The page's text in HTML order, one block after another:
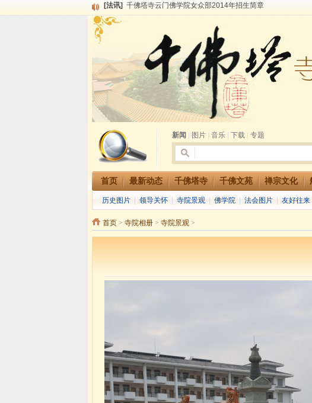
[法讯] 千佛塔寺兴建佛学院综合大楼缘起
[法讯]
[法讯]
千佛塔寺阅藏堂周末阅藏报名通知
清明节祭祖报恩地藏法会
[法讯]
本寺方丈上明下慧尼和尚开讲《六祖坛经》
[法讯] 2015-3-26师父于法堂对大众的开示
[法讯]
广东千佛塔寺云门佛学院女众部 2016年招生简章
[法讯]
恭请海涛法师莅临千佛塔寺弘法
[法讯]
2014年七月大法会 祈福息灾地藏七 冥阳两利普渡群蒙盂兰
[法讯] 千佛塔寺云门佛学院女众部2014年招生简章
新闻 图片| 音乐| 下载| 专题
首页 最新动态 千佛塔寺 千佛文苑 禅宗文化
历史图片 领导关怀 寺院景观 佛学院 法会图片 友好往来
首页> 寺院相册> 寺院景观>